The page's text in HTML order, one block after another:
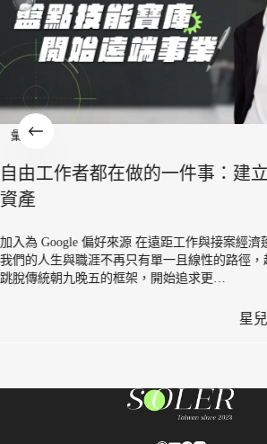
彙整
自由工作者都在做的一件事：建
資產
加入為 Google 偏好來源 在遠距工作與接案經濟
我們的人生與職涯不再只有單一且線性的路徑
跳脫傳統朝九晚五的框架，開始追求更…
星